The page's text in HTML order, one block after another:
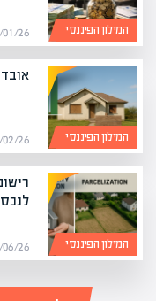
המילון הפיננסי 25/01/26 (ז׳ שבט תשפ״ו)
המילון הפיננסי 03/02/26 (ט״ז שבט
המילון הפיננסי 02/06/26 (י״ז סיון